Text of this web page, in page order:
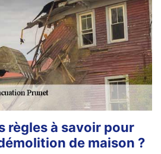
règles à savoir pour
de maison ?